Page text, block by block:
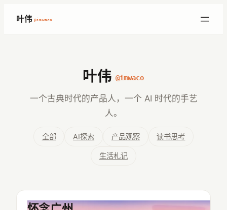
内
叶伟 @imwaco
叶伟 @imwaco
一个古典时代的产品人，一个 AI 时代的手艺
人。
全部 AI探索 产品观察 读书思考
生活札记